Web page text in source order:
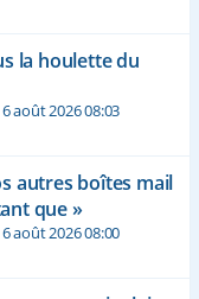
la houlette du
août 2026 08:03
autres boîtes mail
que »
août 2026 08:00